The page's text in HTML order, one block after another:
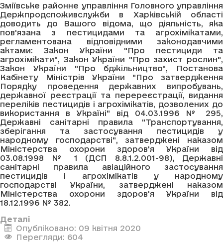
Зміївське районне управління Головного управління
Держпродспоживслужби в Харківській області
доводить до Вашого відома, що діяльність, яка
пов'язана з пестицидами та агрохімікатами,
регламентована відповідними законодавчими
актами: Закон України "Про пестициди та
агрохімікати", Закон України "Про захист рослин",
Закон України "Про бджільництво", Постанова
Кабінету Міністрів України "Про затвердження
Порядку проведення державних випробувань,
державної реєстрації та перереєстрації, видання
переліків пестицидів і агрохімікатів, дозволених до
використання в Україні" від 04.03.1996 № 295,
Державні санітарні правила "Транспортування,
зберігання та застосування пестицидів у
народному господарстві", затверджені наказом
Міністерства охорони здоров'я України від
03.08.1998 № 1 (ДСП 8.8.1.2.001-98), Державні
санітарні правила авіаційного застосування
пестицидів і агрохімікатів у народному
господарстві України, затверджені наказом
Міністерства охорони здоров'я України від
18.12.1996 № 382.
Деталі
Опубліковано: 09 квітня 2020
Перегляди: 604